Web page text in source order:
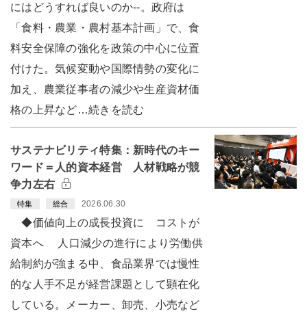
にはどうすれば良いのか--。政府は
「食料・農業・農村基本計画」で、食
料安全保障の強化を政策の中心に位置
付けた。気候変動や国際情勢の変化に
加え、農業従事者の減少や生産資材価
格の上昇など…続きを読む
サステナビリティ特集：新時代のキー
ワード＝人的資本経営 人材戦略が競
争力左右
特集 総合 2026.06.30
◆価値向上の成長投資に コストが
資本へ 人口減少の進行により労働供
給制約が強まる中、食品業界では慢性
的な人手不足が経営課題として顕在化
している。メーカー、卸売、小売など